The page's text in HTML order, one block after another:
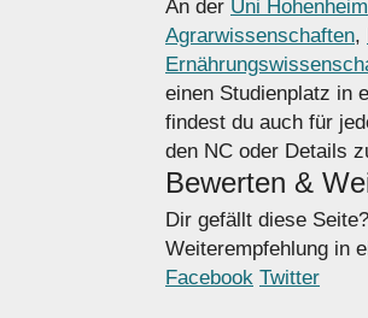
An der Uni Hohenheim
Agrarwissenschaften,
einen Studienplatz in
findest du auch für
den NC oder Details
Bewerten &
Dir gefällt diese
Weiterempfehlung in
Facebook Twitter